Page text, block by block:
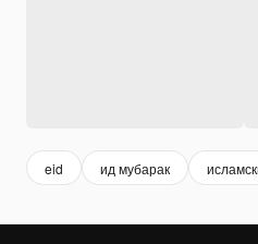
eid ид мубарак